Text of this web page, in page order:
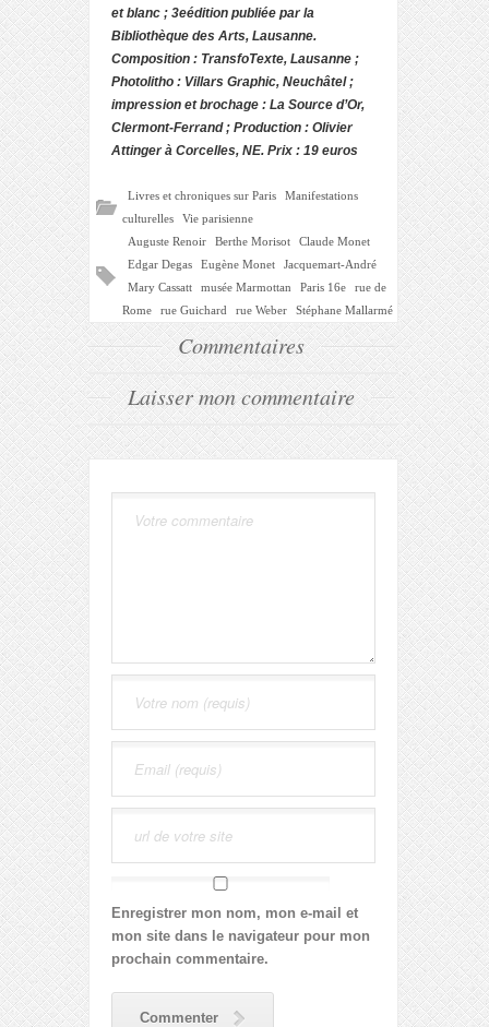
et blanc ; 3eédition publiée par la
Bibliothèque des Arts, Lausanne.
Composition : TransfoTexte, Lausanne ;
Photolitho : Villars Graphic, Neuchâtel ;
impression et brochage : La Source d’Or,
Clermont-Ferrand ; Production : Olivier
Attinger à Corcelles, NE. Prix : 19 euros
Livres et chroniques sur Paris
Manifestations
culturelles
Vie parisienne
Auguste Renoir
Berthe Morisot
Claude Monet
Edgar Degas
Eugène Monet
Jacquemart-André
Mary Cassatt
musée Marmottan Paris 16e
rue de
Rome
rue Guichard rue Weber Stéphane Mallarmé
Commentaires
Laisser mon commentaire
Enregistrer mon nom, mon e-mail et
mon site dans le navigateur pour mon
prochain commentaire.
Commenter